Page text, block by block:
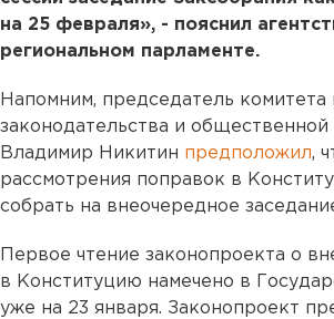
на 25 февраля», - пояснил
региональном парламенте.
Напомним, председатель комитета
законодательства и общественной
Владимир Никитин предположил,
рассмотрения поправок в
собрать на внеочередное
Первое чтение законопроекта о
в Конституцию намечено в
уже на 23 января. Законопроект